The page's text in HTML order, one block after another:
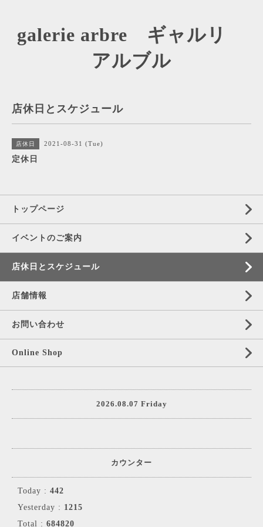
galerie arbre ギャルリ
アルブル
店休日とスケジュール
店休日 2021-08-31 (Tue)
定休日
トップページ
イベントのご案内
店休日とスケジュール
店舗情報
お問い合わせ
Online Shop
2026.08.07 Friday
カウンター
Today : 442
Yesterday : 1215
Total : 684820